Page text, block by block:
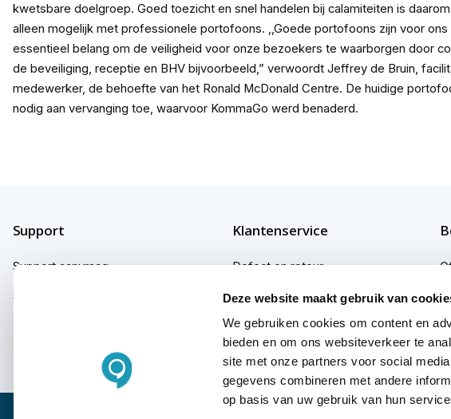
Deze website maakt gebruik van
We gebruiken cookies om content en
bieden en om ons websiteverkeer te
site met onze partners voor social
gegevens combineren met andere
op basis van uw gebruik van hun
kwetsbare doelgroep. Goed toezicht en snel handelen bij calamiteiten is
alleen mogelijk met professionele portofoons. ,,Goede portofoons zijn voor ons
essentieel belang om de veiligheid voor onze bezoekers te waarborgen door
de beveiliging, receptie en BHV bijvoorbeeld,” verwoordt Jeffrey de Bruin,
medewerker, de behoefte van het Ronald McDonald Centre. De huidige
nodig aan vervanging toe, waarvoor KommaGo werd benaderd.
Support
Support aanvraag
Support fabrikanten
Klantenservice
Defect en retour
Garantie
Herroepingsrecht
Klachten